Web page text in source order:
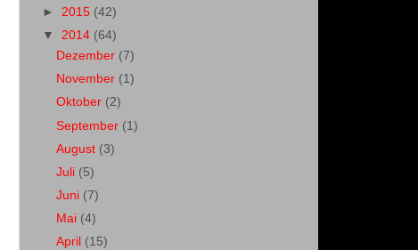
► 2015 (42)
▼ 2014 (64)
Dezember (7)
November (1)
Oktober (2)
September (1)
August (3)
Juli (5)
Juni (7)
Mai (4)
April (15)